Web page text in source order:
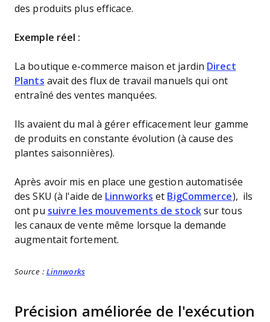
des produits plus efficace.
Exemple réel :
La boutique e-commerce maison et jardin Direct
Plants avait des flux de travail manuels qui ont
entraîné des ventes manquées.
Ils avaient du mal à gérer efficacement leur gamme
de produits en constante évolution (à cause des
plantes saisonnières).
Après avoir mis en place une gestion automatisée
des SKU (à l'aide de Linnworks et BigCommerce), ils
ont pu suivre les mouvements de stocksur tous
les canaux de vente même lorsque la demande
augmentait fortement.
Source : Linnworks
Précision améliorée de l'exécution